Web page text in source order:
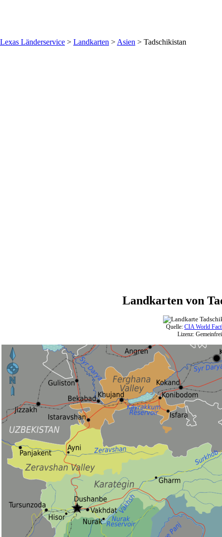
Lexas Länderservice > Landkarten > Asien > Tadschikistan
Landkarten von
Quelle: CIA World
Lizenz: Gemeinfrei